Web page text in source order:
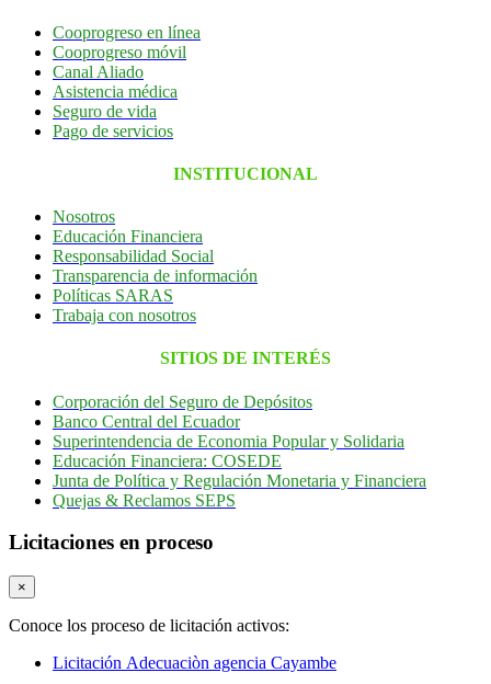
Cooprogreso en línea
Cooprogreso móvil
Canal Aliado
Asistencia médica
Seguro de vida
Pago de servicios
INSTITUCIONAL
Nosotros
Educación Financiera
Responsabilidad Social
Transparencia de información
Políticas SARAS
Trabaja con nosotros
SITIOS DE INTERÉS
Corporación del Seguro de Depósitos
Banco Central del Ecuador
Superintendencia de Economia Popular y Solidaria
Educación Financiera: COSEDE
Junta de Política y Regulación Monetaria y Financiera
Quejas & Reclamos SEPS
Licitaciones en proceso
×
Conoce los proceso de licitación activos:
Licitación Adecuaciòn agencia Cayambe